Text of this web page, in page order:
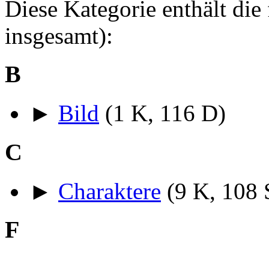
Diese Kategorie enthält
insgesamt):
B
► Bild (1 K, 116 D)
C
► Charaktere (9 K, 108
F